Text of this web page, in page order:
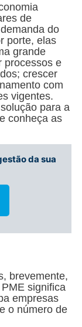
de
do
porte, elas
grande
processos e
crescer
com
vigentes.
para a
conheça as
da sua
brevemente,
significa
empresas
o número de